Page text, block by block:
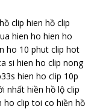
clip hien hồ clip
hien ho hien ho
ho 10 phut clip hot
si hien ho clip nong
hien ho clip 10p
nhất hiền hồ lộ clip
ho clip toi co hiền hồ